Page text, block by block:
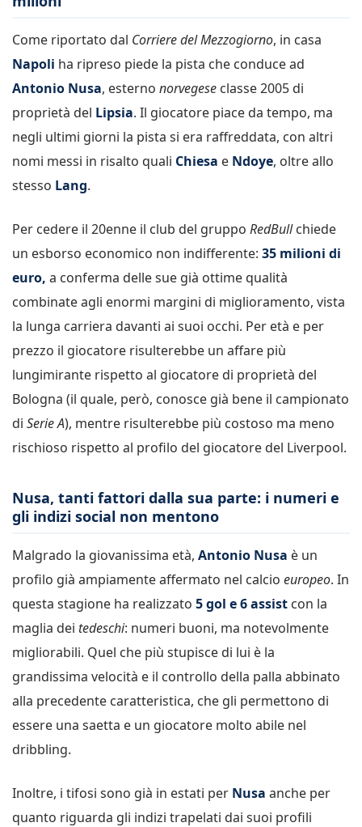
Come riportato dal Corriere del Mezzogiorno, in casa
Napoli ha ripreso piede la pista che conduce ad
Antonio Nusa, esterno norvegese classe 2005 di
proprietà del Lipsia. Il giocatore piace da tempo, ma
negli ultimi giorni la pista si era raffreddata, con altri
nomi messi in risalto quali Chiesa e Ndoye, oltre allo
stesso Lang.
Per cedere il 20enne il club del gruppo RedBullchiede
un esborso economico non indifferente: 35 milioni di
euro, a conferma delle sue già ottime qualità
combinate agli enormi margini di miglioramento, vista
la lunga carriera davanti ai suoi occhi. Per età e per
prezzo il giocatore risulterebbe un affare più
lungimirante rispetto al giocatore di proprietà del
Bologna (il quale, però, conosce già bene il campionato
di Serie A), mentre risulterebbe più costoso ma meno
rischioso rispetto al profilo del giocatore del Liverpool.
Nusa, tanti fattori dalla sua parte: i numeri e
gli indizi social non mentono
Malgrado la giovanissima età, Antonio Nusa è un
profilo già ampiamente affermato nel calcio europeo. In
questa stagione ha realizzato 5 gol e 6 assist con la
maglia dei tedeschi: numeri buoni, ma notevolmente
migliorabili. Quel che più stupisce di lui è la
grandissima velocità e il controllo della palla abbinato
alla precedente caratteristica, che gli permettono di
essere una saetta e un giocatore molto abile nel
dribbling.
Inoltre, i tifosi sono già in estati per Nusa anche per
quanto riguarda gli indizi trapelati dai suoi profili